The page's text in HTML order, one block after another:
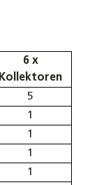
6 x
Kollektoren
5
1
1
1
1